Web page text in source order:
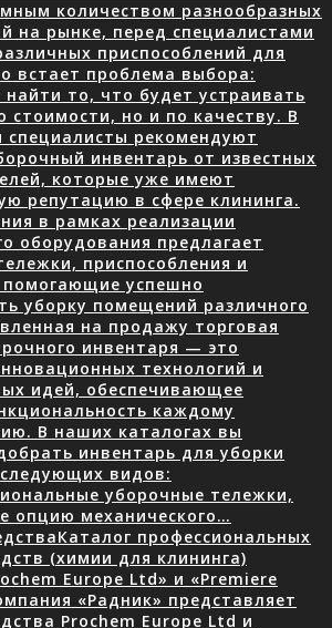
количеством разнообразных
на рынке, перед специалистами
приспособлений для
встает проблема выбора:
то, что будет устраивать
стоимости, но и по качеству. В
специалисты рекомендуют
инвентарь от известных
которые уже имеют
репутацию в сфере клининга.
в рамках реализации
оборудования предлагает
приспособления и
помогающие успешно
уборку помещений различного
на продажу торговая
инвентаря — это
технологий и
идей, обеспечивающее
каждому
В наших каталогах вы
инвентарь для уборки
видов:
уборочные тележки,
опцию механического…
Каталог профессиональных
(химии для клининга)
Europe Ltd» и «Premiere
«Радник» представляет
Prochem Europe Ltd и